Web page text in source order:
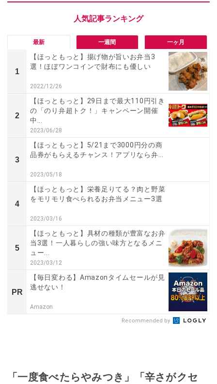
最新 一週間 一ヶ月
1
【ほっともっと】揚げ物が旨いお弁当3
選！ほぼワンコインで財布にも優しい
2022/12/26
2
【ほっともっと】29日まで最大110円引き
の「のり弁超トク！」キャンペーン開催
中...
2023/06/28
3
【ほっともっと】5/21まで3000円分の商
品券がもらえるチャンス！アプリなら弁...
2023/05/18
4
【ほっともっと】栄養足りてる？肉と野菜
をモリモリ食べられるお弁当メニュー3選
2023/03/16
5
【ほっともっと】具材の種類が豊富なお弁
当3選！一人暮らしの強い味方となるメニ
ュー...
2023/03/12
PR
【毎日変わる】Amazonタイムセールが見
逃せない！
Amazon
Recommended by
「一度食べたらやみつき」「辛さがクセ